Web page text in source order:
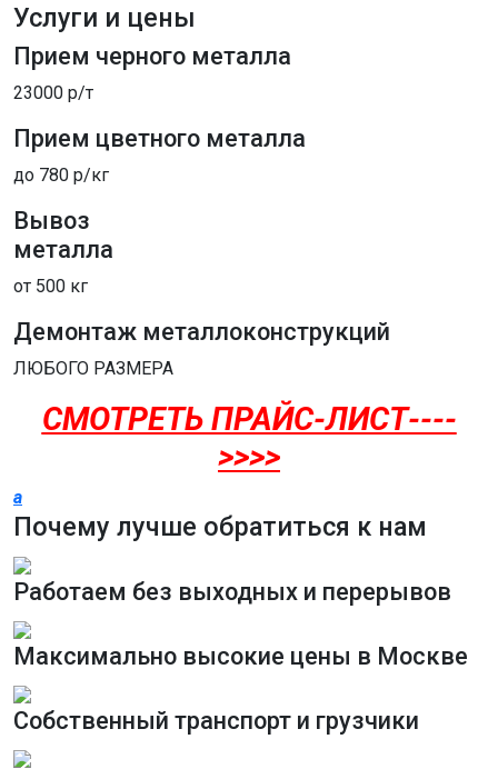
Услуги и цены
Прием черного металла
23000 р/т
Прием цветного металла
до 780 р/кг
Вывоз
металла
от 500 кг
Демонтаж металлоконструкций
ЛЮБОГО РАЗМЕРА
СМОТРЕТЬ ПРАЙС-ЛИСТ----
>>>>
a
Почему лучше обратиться к нам
Работаем без выходных и перерывов
Максимально высокие цены в Москве
Собственный транспорт и грузчики